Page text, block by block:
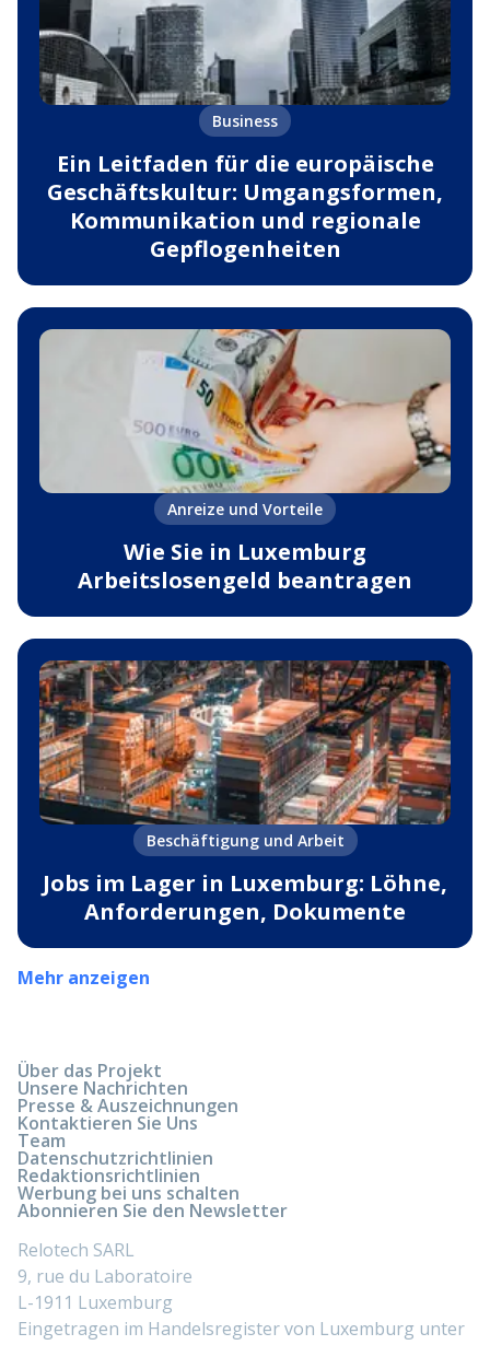
Business
Ein Leitfaden für die europäische
Geschäftskultur: Umgangsformen,
Kommunikation und regionale
Gepflogenheiten
Anreize und Vorteile
Wie Sie in Luxemburg
Arbeitslosengeld beantragen
Beschäftigung und Arbeit
Jobs im Lager in Luxemburg: Löhne,
Anforderungen, Dokumente
Mehr anzeigen
Über das Projekt
Unsere Nachrichten
Presse & Auszeichnungen
Kontaktieren Sie Uns
Team
Datenschutzrichtlinien
Redaktionsrichtlinien
Werbung bei uns schalten
Abonnieren Sie den Newsletter
Relotech SARL
9, rue du Laboratoire
L-1911 Luxemburg
Eingetragen im Handelsregister von Luxemburg unter